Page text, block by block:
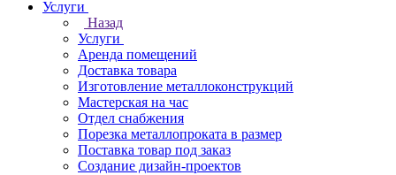
Услуги
Назад
Услуги
Аренда помещений
Доставка товара
Изготовление металлоконструкций
Мастерская на час
Отдел снабжения
Порезка металлопроката в размер
Поставка товар под заказ
Создание дизайн-проектов